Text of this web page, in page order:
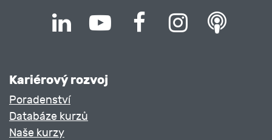
Nákladové a výnosové účty
Účetnictví
Kariérový rozvoj
Poradenství
Databáze kurzů
Naše kurzy